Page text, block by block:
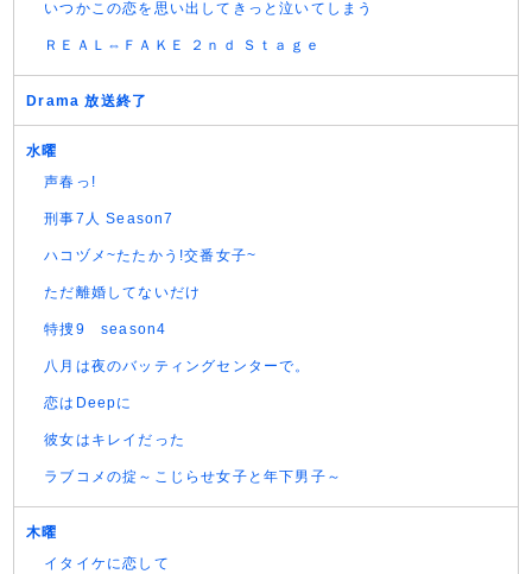
いつかこの恋を思い出してきっと泣いてしまう
ＲＥＡＬ⇔ＦＡＫＥ ２ｎｄ Ｓｔａｇｅ
Drama 放送終了
水曜
声春っ!
刑事7人 Season7
ハコヅメ~たたかう!交番女子~
ただ離婚してないだけ
特捜9 season4
八月は夜のバッティングセンターで。
恋はDeepに
彼女はキレイだった
ラブコメの掟～こじらせ女子と年下男子～
木曜
イタイケに恋して